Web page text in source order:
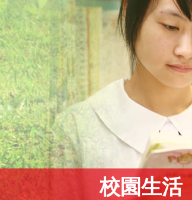
校園生活